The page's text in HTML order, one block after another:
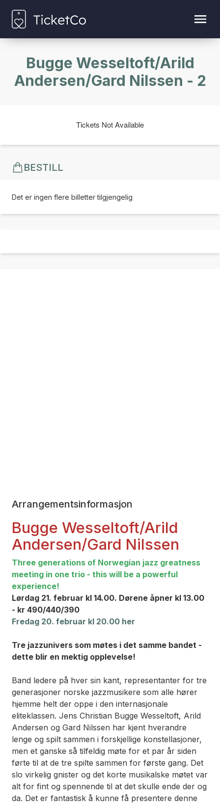
Bugge Wesseltoft/Arild
Andersen/Gard Nilssen - 2
Tickets Not Available
BESTILL
Det er ingen flere billetter tilgjengelig
Arrangementsinformasjon
Bugge Wesseltoft/Arild
Andersen/Gard Nilssen
Three generations of Norwegian jazz greatness
meeting in one trio - this will be a powerful
experience!
Lørdag 21. februar kl 14.00. Dørene åpner kl 13.00
- kr 490/440/390
Fredag 20. februar kl 20.00 her
Tre jazzunivers som møtes i det samme bandet -
dette blir en mektig opplevelse!
Band ledere på hver sin kant, representanter for tre
generasjoner norske jazzmusikere som alle hører
hjemme helt der oppe i den internasjonale
eliteklassen. Jens Christian Bugge Wesseltoft, Arild
Andersen og Gard Nilssen har kjent hverandre
lenge og spilt sammen i forskjellige konstellasjoner,
men et ganske så tilfeldig møte for et par år siden
førte til at de tre spilte sammen for første gang. Det
slo virkelig gnister og det korte musikalske møtet var
alt for fint og spennende til at det skulle ende der og
da. Det er fantastisk å kunne få presentere denne